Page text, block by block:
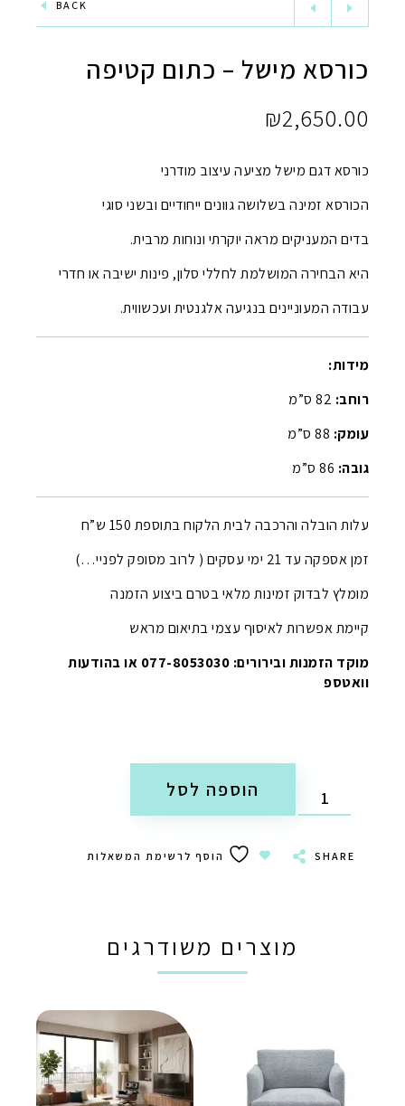
BACK
כורסא מישל – כתום קטיפה
₪2,650.00
כורסא דגם מישל מציעה עיצוב מודרני
הכורסא זמינה בשלושה גוונים ייחודיים ובשני סוגי
בדים המעניקים מראה יוקרתי ונוחות מרבית.
היא הבחירה המושלמת לחללי סלון, פינות ישיבה או חדרי
עבודה המעוניינים בנגיעה אלגנטית ועכשווית.
מידות:
רוחב:
עומק:
גובה:
עלות הובלה והרכבה לבית הלקוח בתוספת 150 ש”ח
זמן אספקה עד 21 ימי עסקים ( לרוב מסופק לפניי…)
מומלץ לבדוק זמינות מלאי בטרם ביצוע הזמנה
קיימת אפשרות לאיסוף עצמי בתיאום מראש
מוקד הזמנות ובירורים: 077-8053030 או בהודעות
וואטספ
הוספה לסל
SHARE הוסף לרשימת המשאלות
מוצרים משודרגים